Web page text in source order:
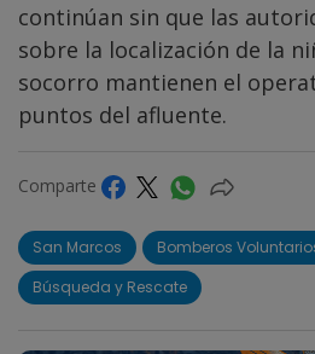
continúan sin que las
sobre la localización de la
socorro mantienen el
puntos del afluente.
Comparte
San Marcos
Bomberos
Búsqueda y Rescate